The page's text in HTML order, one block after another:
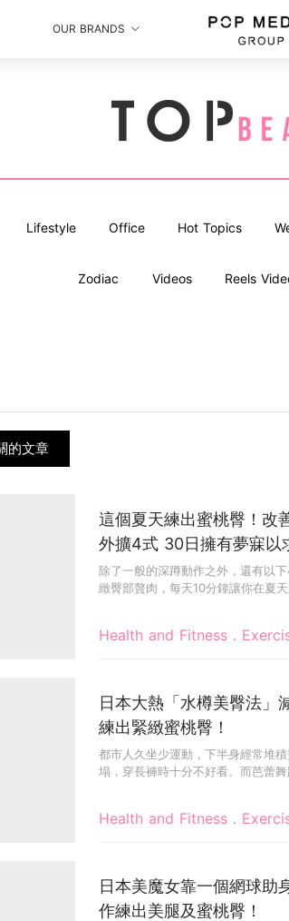
OUR BRANDS
Lifestyle Office Hot Topics
Zodiac Videos Reels
的文章
Health and Fitness．
這個夏天練出蜜桃臀！改
外擴4式 30日擁有夢寐以
除了一般的深蹲動作之外，還有以
緻臀部贅肉，每天10分鐘讓你在夏
Health and Fitness．
日本大熱「水樽美臀法」
練出緊緻蜜桃臀！
都市人久坐少運動，下半身經常堆
塌，穿長褲時十分不好看。而芭蕾
日本美魔女靠一個網球助
作練出美腿及蜜桃臀！